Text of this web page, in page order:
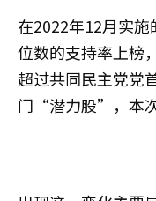
在2022年12月实
位数的支持率上榜
超过共同民主党党
门“潜力股”，本次